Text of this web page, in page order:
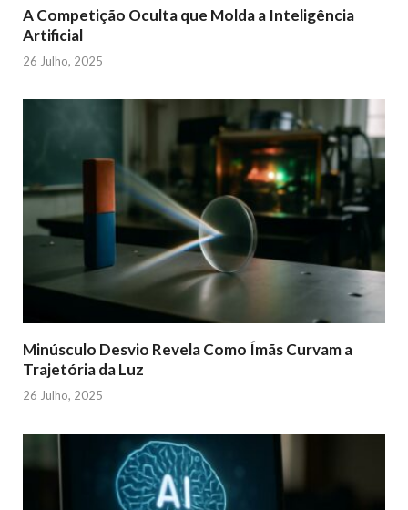
A Competição Oculta que Molda a Inteligência
Artificial
26 Julho, 2025
Minúsculo Desvio Revela Como Ímãs Curvam a
Trajetória da Luz
26 Julho, 2025